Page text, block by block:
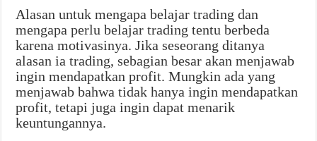
Alasan untuk mengapa belajar trading dan
mengapa perlu belajar trading tentu berbeda
karena motivasinya. Jika seseorang ditanya
alasan ia trading, sebagian besar akan menjawab
ingin mendapatkan profit. Mungkin ada yang
menjawab bahwa tidak hanya ingin mendapatkan
profit, tetapi juga ingin dapat menarik
keuntungannya.